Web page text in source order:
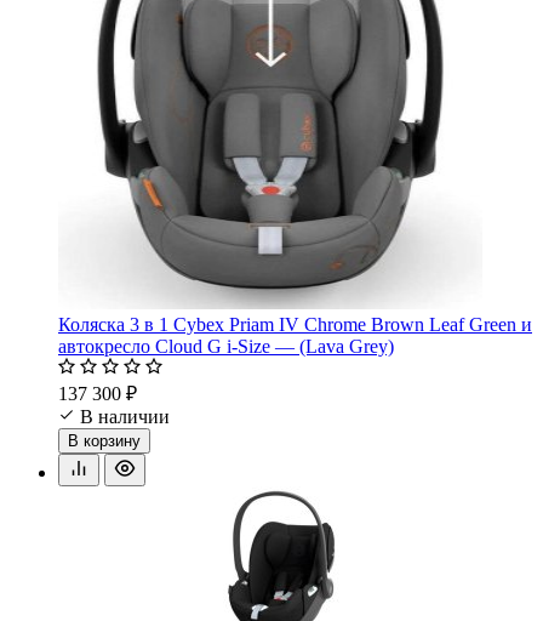
Коляска 3 в 1 Cybex Priam IV Chrome Brown Leaf Green и
автокресло Cloud G i-Size — (Lava Grey)
137 300 ₽
В наличии
В корзину